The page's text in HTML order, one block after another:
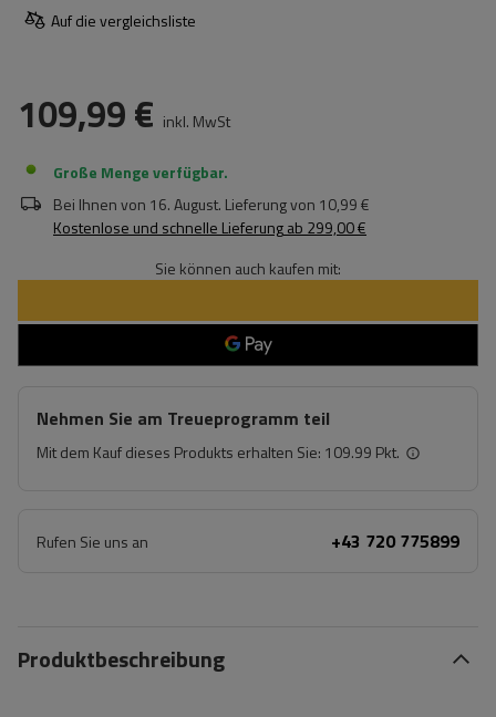
Auf die vergleichsliste
109,99 € inkl. MwSt
Große Menge verfügbar
Bei Ihnen von 16. August. Lieferung von 10,99 €
Kostenlose und schnelle Lieferungab 299,00 €
Sie können auch kaufen mit:
Nehmen Sie am Treueprogramm teil
Mit dem Kauf dieses Produkts erhalten Sie: 109.99 Pkt.
Rufen Sie uns an +43 720 775899
Produktbeschreibung